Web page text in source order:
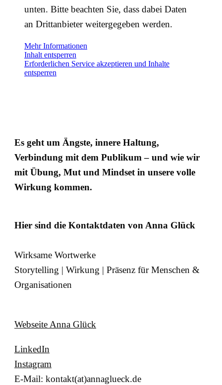
unten. Bitte beachten Sie, dass dabei Daten
an Drittanbieter weitergegeben werden.
Mehr Informationen
Inhalt entsperren
Erforderlichen Service akzeptieren und Inhalte
entsperren
Es geht um Ängste, innere Haltung,
Verbindung mit dem Publikum – und wie wir
mit Übung, Mut und Mindset in unsere volle
Wirkung kommen.
Hier sind die Kontaktdaten von Anna Glück
Wirksame Wortwerke
Storytelling | Wirkung | Präsenz für Menschen &
Organisationen
Webseite Anna Glück
LinkedIn
Instagram
E-Mail: kontakt(at)annaglueck.de